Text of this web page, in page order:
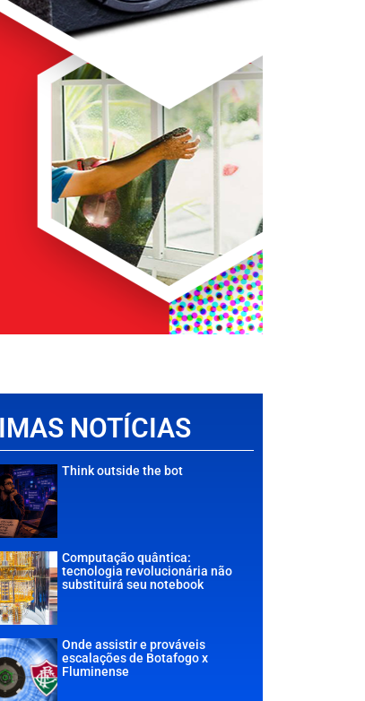
NOTÍCIAS
Think outside the bot
Computação quântica:
tecnologia revolucionária não
substituirá seu notebook
Onde assistir e prováveis
escalações de Botafogo x
Fluminense